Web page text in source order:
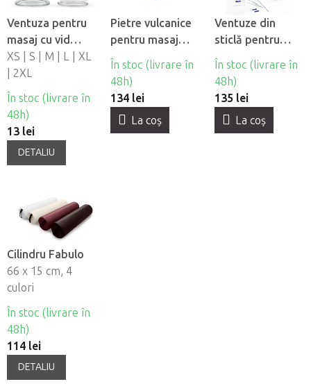
Ventuza pentru
masaj cu vid
Fabulo Luxury
XS | S | M | L | XL
| 2XL
În stoc (livrare în
48h)
13 lei
DETALIU
Pietre vulcanice
pentru masaj
Fabulo Large, 8
buc
În stoc (livrare în
48h)
134 lei
La coş
Ventuze din
sticlă pentru
terapie cu
ventuze Fabulo -
cu perete gros -
set de 16 buc
În stoc (livrare în
48h)
135 lei
La coş
Cilindru Fabulo
66 x 15 cm, 4
culori
În stoc (livrare în
48h)
114 lei
DETALIU